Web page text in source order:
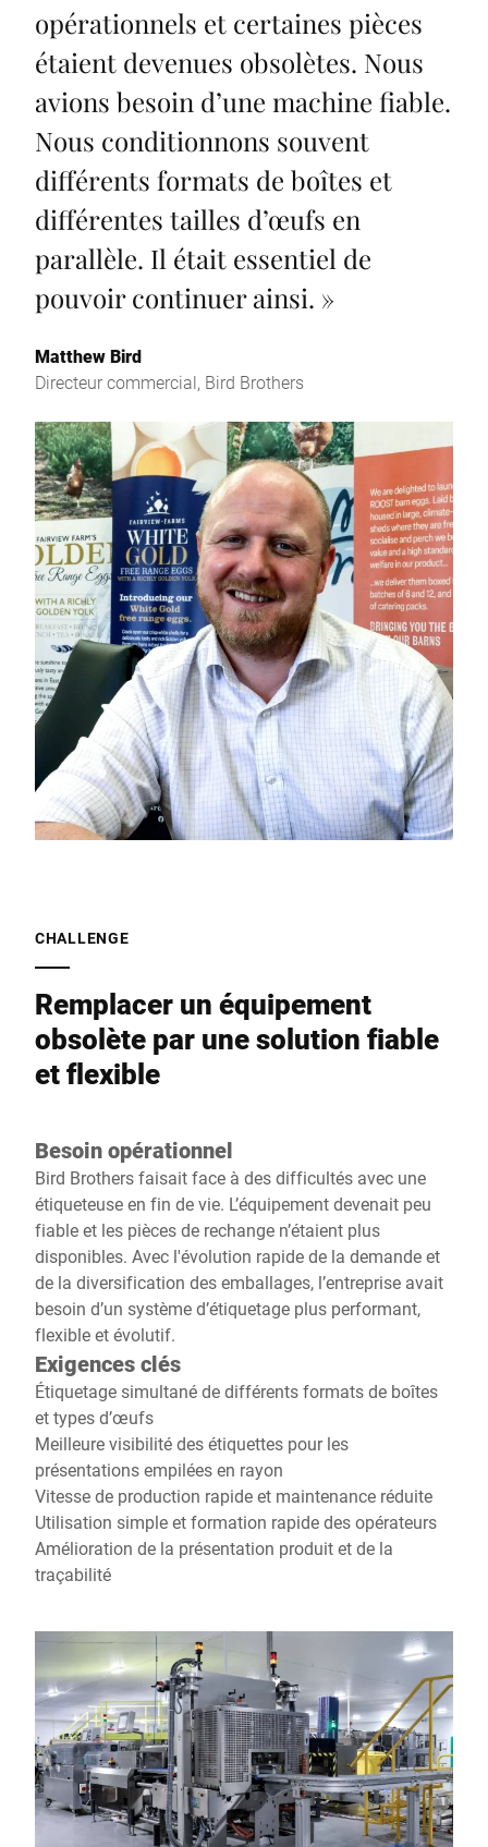
opérationnels et certaines pièces
étaient devenues obsolètes. Nous
avions besoin d’une machine fiable.
Nous conditionnons souvent
différents formats de boîtes et
différentes tailles d’œufs en
parallèle. Il était essentiel de
pouvoir continuer ainsi. »
Matthew Bird
Directeur commercial, Bird Brothers
CHALLENGE
Remplacer un équipement
obsolète par une solution fiable
et flexible
Besoin opérationnel
Bird Brothers faisait face à des difficultés avec une
étiqueteuse en fin de vie. L’équipement devenait peu
fiable et les pièces de rechange n’étaient plus
disponibles. Avec l'évolution rapide de la demande et
de la diversification des emballages, l’entreprise avait
besoin d’un système d’étiquetage plus performant,
flexible et évolutif.
Exigences clés
Étiquetage simultané de différents formats de boîtes
et types d’œufs
Meilleure visibilité des étiquettes pour les
présentations empilées en rayon
Vitesse de production rapide et maintenance réduite
Utilisation simple et formation rapide des opérateurs
Amélioration de la présentation produit et de la
traçabilité